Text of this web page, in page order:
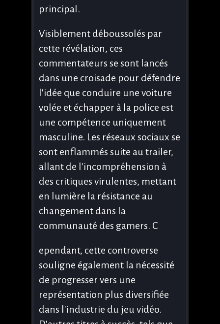
principal.
Visiblement déboussolés par
cette révélation, ces
commentateurs se sont lancés
dans une croisade pour défendre
l'idée que conduire une voiture
volée et échapper à la police est
une compétence uniquement
masculine. Les réseaux sociaux se
sont enflammés suite au trailer,
allant de l'incompréhension à
des critiques virulentes, mettant
en lumière la résistance au
changement dans la
communauté des gamers. C
ependant, cette controverse
souligne également la nécessité
de progresser vers une
représentation plus diversifiée
dans l'industrie du jeu vidéo.